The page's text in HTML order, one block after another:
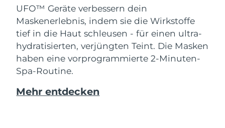
UFO™ Geräte verbessern dein
Maskenerlebnis, indem sie die Wirkstoffe
tief in die Haut schleusen - für einen ultra-
hydratisierten, verjüngten Teint. Die Masken
haben eine vorprogrammierte 2-Minuten-
Spa-Routine.
Mehr entdecken